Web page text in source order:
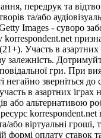
передрук та
та/або
Images - суворо
korrespondent.net
Участь в азартних
залежність.
гри. При
негайно зверніться до
в азартних іграх
або альтернативою
korrespondent.net
або віртуальні гроші,
формі оплату ставок